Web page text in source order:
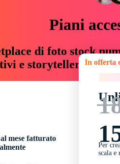
Piani
di foto stock
e storyteller
mese fatturato
In offerta ora!
Per
scala e